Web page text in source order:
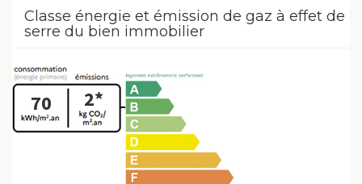
Classe énergie et émission de gaz à effet de
serre du bien immobilier
70 2*